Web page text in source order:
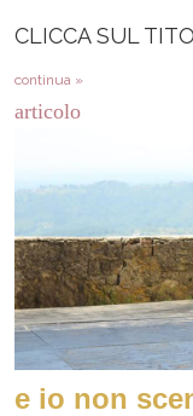
CLICCA SUL
continua »
articolo
e io non